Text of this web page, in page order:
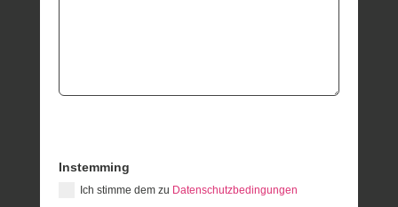
Instemming
Ich stimme dem zu Datenschutzbedingungen